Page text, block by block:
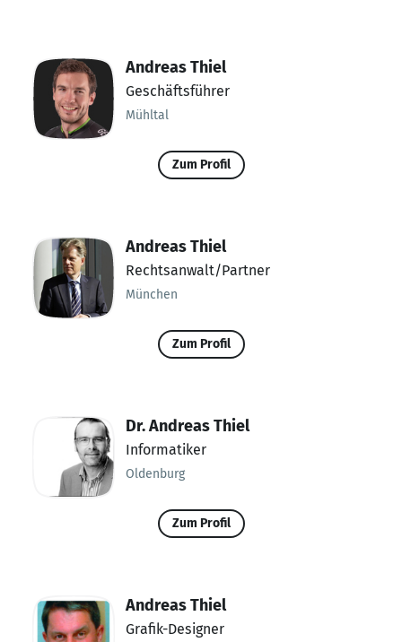
Andreas Thiel
Geschäftsführer
Mühltal
Zum Profil
Andreas Thiel
Rechtsanwalt/Partner
München
Zum Profil
Dr. Andreas Thiel
Informatiker
Oldenburg
Zum Profil
Andreas Thiel
Grafik-Designer